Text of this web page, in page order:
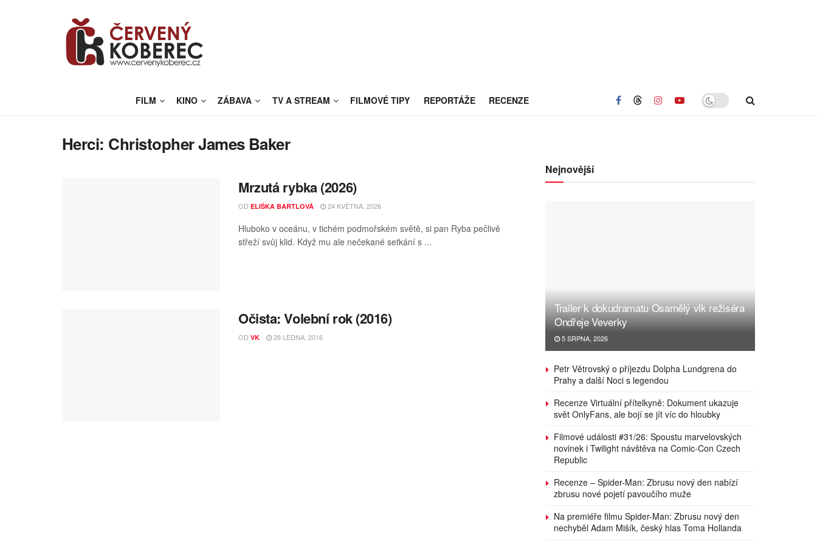
FILM KINO ZÁBAVA TV A STREAM FILMOVÉ TIPY REPORTÁŽE RECENZE
Herci: Christopher James Baker
Mrzutá rybka (2026)
OD ELIŠKA BARTLOVÁ 24 KVĚTNA, 2026
Hluboko v oceánu, v tichém podmořském světě, si pan Ryba pečlivě
střeží svůj klid. Když mu ale nečekané setkání s ...
Očista: Volební rok (2016)
OD VK 28 LEDNA, 2016
Nejnovější
Trailer k dokudramatu Osamělý vlk režiséra
Ondřeje Veverky
5 SRPNA, 2026
Petr Větrovský o příjezdu Dolpha Lundgrena do
Prahy a další Noci s legendou
Recenze Virtuální přítelkyně: Dokument ukazuje
svět OnlyFans, ale bojí se jít víc do hloubky
Filmové události #31/26: Spoustu marvelovských
novinek i Twilight návštěva na Comic-Con Czech
Republic
Recenze – Spider-Man: Zbrusu nový den nabízí
zbrusu nové pojetí pavoučího muže
Na premiéře filmu Spider-Man: Zbrusu nový den
nechyběl Adam Mišík, český hlas Toma Hollanda